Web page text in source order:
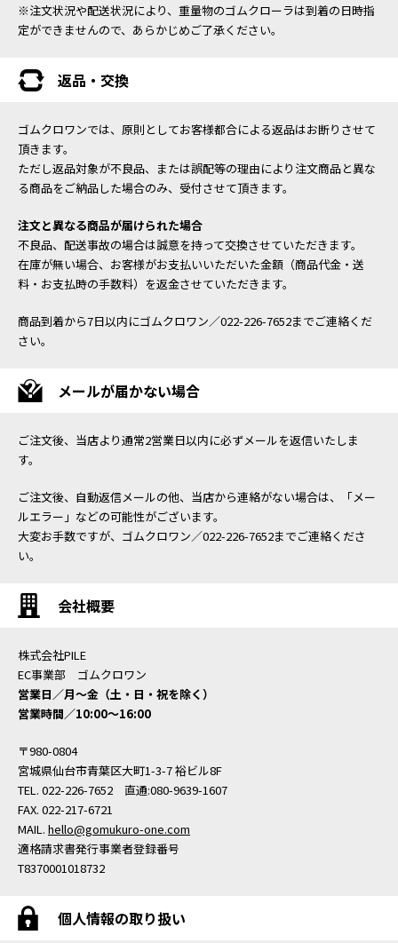
※注文状況や配送状況により、重量物のゴムクローラは到着の日時指
定ができませんので、あらかじめご了承ください。
返品・交換
ゴムクロワンでは、原則としてお客様都合による返品はお断りさせて
頂きます。
ただし返品対象が不良品、または誤配等の理由により注文商品と異な
る商品をご納品した場合のみ、受付させて頂きます。
注文と異なる商品が届けられた場合
不良品、配送事故の場合は誠意を持って交換させていただきます。
在庫が無い場合、お客様がお支払いいただいた金額（商品代金・送
料・お支払時の手数料）を返金させていただきます。
商品到着から7日以内にゴムクロワン／022-226-7652までご連絡くだ
さい。
メールが届かない場合
ご注文後、当店より通常2営業日以内に必ずメールを返信いたしま
す。
ご注文後、自動返信メールの他、当店から連絡がない場合は、「メー
ルエラー」などの可能性がございます。
大変お手数ですが、ゴムクロワン／022-226-7652までご連絡くださ
い。
会社概要
株式会社PILE
EC事業部 ゴムクロワン
営業日／月〜金（土・日・祝を除く）
営業時間／10:00〜16:00
〒980-0804
宮城県仙台市青葉区大町1-3-7 裕ビル8F
TEL. 022-226-7652 直通:080-9639-1607
FAX. 022-217-6721
MAIL. hello@gomukuro-one.com
適格請求書発行事業者登録番号
T8370001018732
個人情報の取り扱い